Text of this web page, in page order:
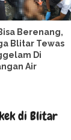
Berenang,
Blitar Tewas
Di
Air
di Blitar